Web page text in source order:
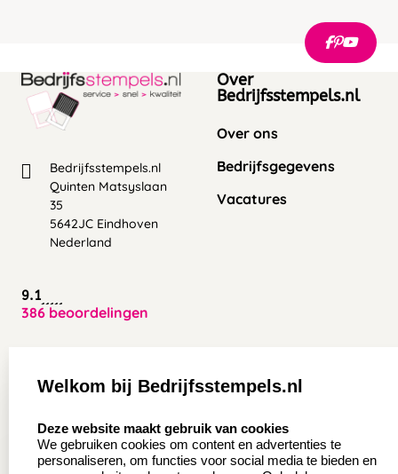
Bedrijfsstempels.nl
Quinten Matsyslaan
35
5642JC Eindhoven
Nederland
9.1
386 beoordelingen
Over
Bedrijfsstempels.nl
Over ons
Bedrijfsgegevens
Vacatures
Aanvraag op maat
Wederverkoper
worden
Contact opnemen
Veel gestelde vragen
Retourneren
Welkom bij Bedrijfsstempels.nl
Deze website maakt gebruik van cookies
We gebruiken cookies om content en advertenties te
personaliseren, om functies voor social media te bieden en